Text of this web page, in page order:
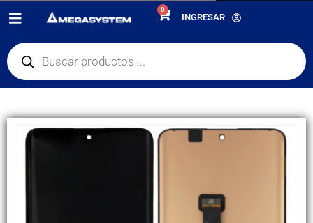
0
INGRESAR
PRODUCTOSREPUESTOS
PANTALLAS